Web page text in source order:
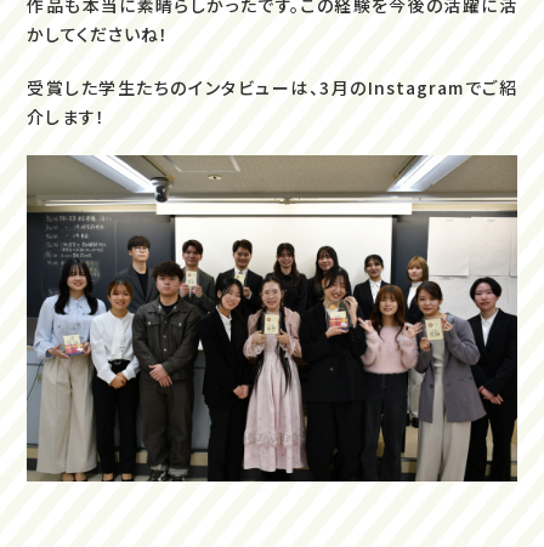
作品も本当に素晴らしかったです。この経験を今後の活躍に活
かしてくださいね！
受賞した学生たちのインタビューは、3月のInstagramでご紹
介します！